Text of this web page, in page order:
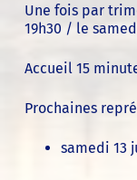
Une fois par
19h30 / le
Accueil 15
Prochaines
samedi 13